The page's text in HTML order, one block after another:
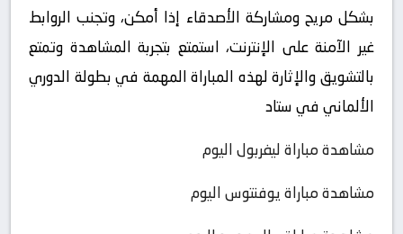
بشكل مريح ومشاركة الأصدقاء إذا أمكن، وتجنب الروابط
غير الآمنة على الإنترنت، استمتع بتجربة المشاهدة وتمتع
بالتشويق والإثارة لهذه المباراة المهمة في بطولة الدوري
الألماني في ستاد
مشاهدة مباراة ليفربول اليوم
مشاهدة مباراة يوفنتوس اليوم